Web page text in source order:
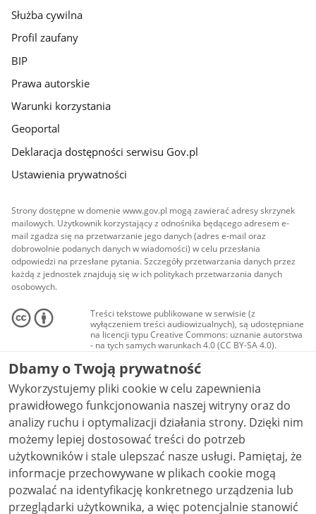
Służba cywilna
Profil zaufany
BIP
Prawa autorskie
Warunki korzystania
Geoportal
Deklaracja dostępności serwisu Gov.pl
Ustawienia prywatności
Strony dostępne w domenie www.gov.pl mogą zawierać adresy skrzynek
mailowych. Użytkownik korzystający z odnośnika będącego adresem e-
mail zgadza się na przetwarzanie jego danych (adres e-mail oraz
dobrowolnie podanych danych w wiadomości) w celu przesłania
odpowiedzi na przesłane pytania. Szczegóły przetwarzania danych przez
każdą z jednostek znajdują się w ich politykach przetwarzania danych
osobowych.
Treści tekstowe publikowane w serwisie (z
wyłączeniem treści audiowizualnych), są udostępniane
na licencji typu Creative Commons: uznanie autorstwa
- na tych samych warunkach 4.0 (CC BY-SA 4.0).
Materiały audiowizualne, w tym zdjęcia, materiały
audio i wideo, są udostępniane na licencji typu
Creative Commons: uznanie autorstwa użycie
niekomercyjne - bez utworów zależnych 4.0 (CC BY-
NC-ND 4.0), o ile nie jest to stwierdzone inaczej.
Dbamy o Twoją prywatność
Wykorzystujemy pliki cookie w celu zapewnienia
prawidłowego funkcjonowania naszej witryny oraz do
analizy ruchu i optymalizacji działania strony. Dzięki nim
możemy lepiej dostosować treści do potrzeb
użytkowników i stale ulepszać nasze usługi. Pamiętaj, że
informacje przechowywane w plikach cookie mogą
pozwalać na identyfikację konkretnego urządzenia lub
przeglądarki użytkownika, a więc potencjalnie stanowić